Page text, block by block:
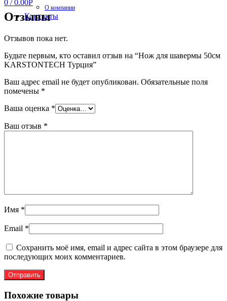
0 / 0.00Р
О компании
Контакты
Отзывы
Отзывов пока нет.
Будьте первым, кто оставил отзыв на “Нож для шавермы 50см
KARSTONTECH Турция”
Ваш адрес email не будет опубликован. Обязательные поля
помечены *
Ваша оценка *
Ваш отзыв *
Имя *
Email *
Сохранить моё имя, email и адрес сайта в этом браузере для
последующих моих комментариев.
Похожие товары